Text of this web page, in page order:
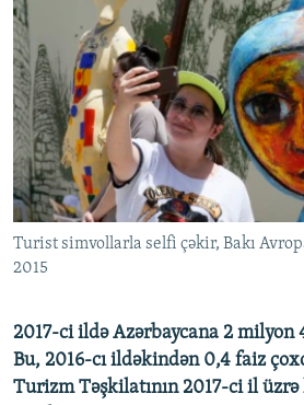
ARAŞDIRMA
MULTIMEDIA
VIDEO
FOTOQALEREYA
İNFOQRAFIKA
KARIKATURA
RADIO ARXIV
OXU ZALI
AZƏRBAYCAN ƏDƏBIYYATI KITABXANASI
İSLAM VƏ DEMOKRATIYA
İZ - MƏDƏNIYYƏT PROQRAMI
HAQQIMIZDA
MISSIYAMIZ
PEŞƏ ETIKASI VƏ JURNALISTIKA
MATERIALLARIMIZDAN ISTIFADƏ
BIZIMLƏ ƏLAQƏ
XƏBƏR BÜLLETENLƏRIMIZ
BIZI IZLƏ
Turist simvollarla selfi çəkir, Bakı
2015
2017-ci ildə Azərbaycana 2
Bu, 2016-cı ildəkindən 0,4 faiz
Turizm Təşkilatının 2017-ci il üzrə